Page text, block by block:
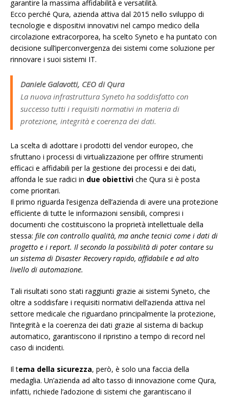
garantire la massima affidabilità e versatilità.
Ecco perché Qura, azienda attiva dal 2015 nello sviluppo di
tecnologie e dispositivi innovativi nel campo medico della
circolazione extracorporea, ha scelto Syneto e ha puntato con
decisione sull’iperconvergenza dei sistemi come soluzione per
rinnovare i suoi sistemi IT.
Daniele Galavotti, CEO di Qura
La nuova infrastruttura Syneto ha soddisfatto con
successo tutti i requisiti normativi in materia di
protezione, integrità e coerenza dei dati.
La scelta di adottare i prodotti del vendor europeo, che
sfruttano i processi di virtualizzazione per offrire strumenti
efficaci e affidabili per la gestione dei processi e dei dati,
affonda le sue radici in due obiettivi che Qura si è posta
come prioritari.
Il primo riguarda l’esigenza dell’azienda di avere una protezione
efficiente di tutte le informazioni sensibili, compresi i
documenti che costituiscono la proprietà intellettuale della
stessa: file con controllo qualità, ma anche tecnici come i dati di
progetto e i report. Il secondo la possibilità di poter contare su
un sistema di Disaster Recovery rapido, affidabile e ad alto
livello di automazione.
Tali risultati sono stati raggiunti grazie ai sistemi Syneto, che
oltre a soddisfare i requisiti normativi dell’azienda attiva nel
settore medicale che riguardano principalmente la protezione,
l’integrità e la coerenza dei dati grazie al sistema di backup
automatico, garantiscono il ripristino a tempo di record nel
caso di incidenti.
Il tema della sicurezza, però, è solo una faccia della
medaglia. Un’azienda ad alto tasso di innovazione come Qura,
infatti, richiede l’adozione di sistemi che garantiscano il